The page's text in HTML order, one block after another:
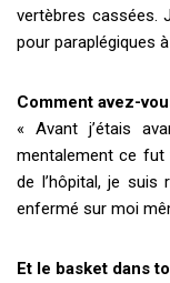
vertèbres cassées.
pour paraplégiques
Comment avez-
« Avant j’étais
mentalement ce fut
de l’hôpital, je
enfermé sur moi
Et le basket dans